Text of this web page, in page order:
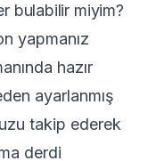
bulabilir miyim?
yapmanız
hazır
ayarlanmış
takip ederek
derdi